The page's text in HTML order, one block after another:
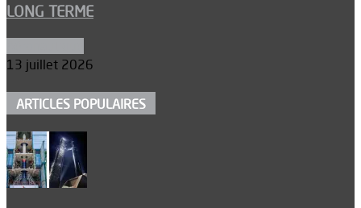
LONG TERME
13 juillet 2026
ARTICLES POPULAIRES